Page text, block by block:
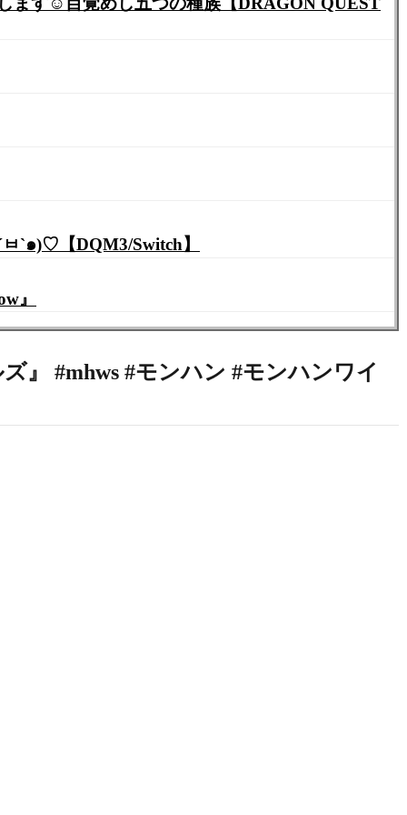
`๑)♡【DQM3/Switch】
』
』 #mhws #モンハン #モンハンワイ